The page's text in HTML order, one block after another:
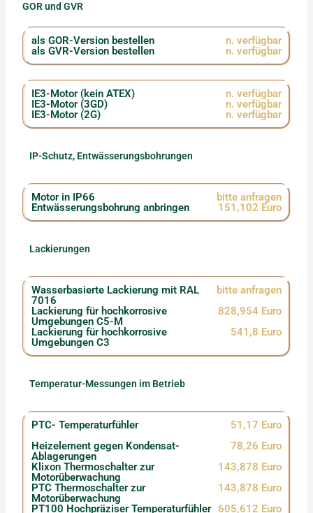
GOR und GVR
als GOR-Version bestellen
n. verfügbar
als GVR-Version bestellen
n. verfügbar
IE3-Motor (kein ATEX)
n. verfügbar
IE3-Motor (3GD)
n. verfügbar
IE3-Motor (2G)
n. verfügbar
IP-Schutz, Entwässerungsbohrungen
Motor in IP66
bitte anfragen
Entwässerungsbohrung anbringen
151,102 Euro
Lackierungen
Wasserbasierte Lackierung mit RAL
7016
bitte anfragen
Lackierung für hochkorrosive
Umgebungen C5-M
828,954 Euro
Lackierung für hochkorrosive
Umgebungen C3
541,8 Euro
Temperatur-Messungen im Betrieb
PTC- Temperaturfühler
51,17 Euro
Heizelement gegen Kondensat-
Ablagerungen
78,26 Euro
Klixon Thermoschalter zur
Motorüberwachung
143,878 Euro
PTC Thermoschalter zur
Motorüberwachung
143,878 Euro
PT100 Hochpräziser Temperaturfühler
605,612 Euro